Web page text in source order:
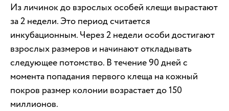
Из личинок до взрослых особей клещи вырастают
за 2 недели. Это период считается
инкубационным. Через 2 недели особи достигают
взрослых размеров и начинают откладывать
следующее потомство. В течение 90 дней с
момента попадания первого клеща на кожный
покров размер колонии возрастает до 150
миллионов.